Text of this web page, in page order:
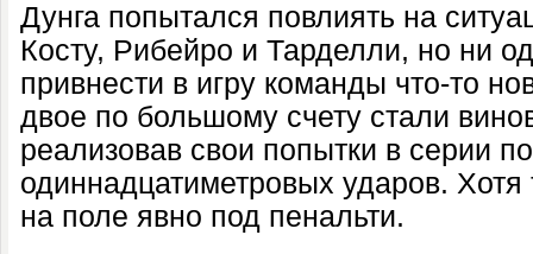
Дунга попытался повлиять на
Косту, Рибейро и Тарделли, но ни
привнести в игру команды что-то
двое по большому счету стали
реализовав свои попытки в серии
одиннадцатиметровых ударов.
на поле явно под пенальти.